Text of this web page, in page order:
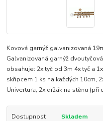
Kovová garnýž galvanizovaná
Galvanizovaná garnýž
obsahuje: 2x tyč od 3m 4x tyč a
skřipcem 1 ks na každých 10cm,
Univertura, 2x držák na stěnu (při
Dostupnost
Skladem